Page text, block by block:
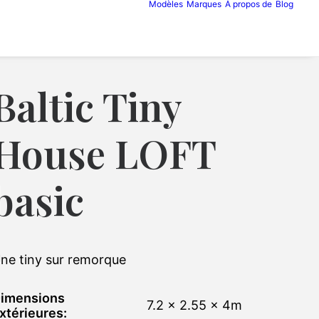
Modèles Marques À propos de Blog
Tiny
LOFT
tiny sur remorque
7.2 x 2.55 x 4m